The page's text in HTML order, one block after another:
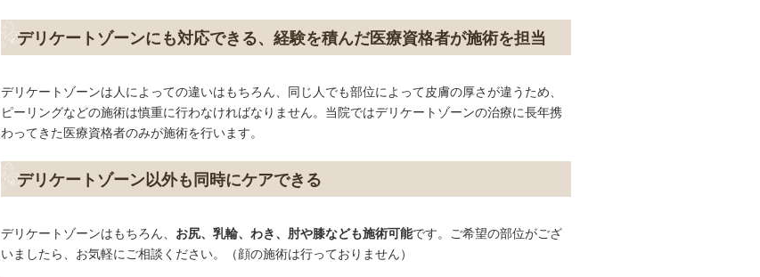
デリケートゾーンにも対応できる、経験を積んだ医療資格者が施術を担当
デリケートゾーンは人によっての違いはもちろん、同じ人でも部位によって皮膚の厚さが違うため、
ピーリングなどの施術は慎重に行わなければなりません。当院ではデリケートゾーンの治療に長年携
わってきた医療資格者のみが施術を行います。
デリケートゾーン以外も同時にケアできる
デリケートゾーンはもちろん、 お尻、乳輪、わき、肘や膝なども施術可能です。ご希望の部位がござ
いましたら、お気軽にご相談ください。（顔の施術は行っておりません）